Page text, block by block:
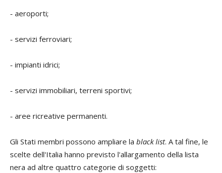
- aeroporti;
- servizi ferroviari;
- impianti idrici;
- servizi immobiliari, terreni sportivi;
- aree ricreative permanenti.
Gli Stati membri possono ampliare la black list. A tal fine, le
scelte dell'Italia hanno previsto l'allargamento della lista
nera ad altre quattro categorie di soggetti: